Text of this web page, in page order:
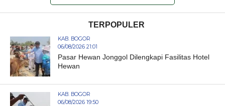
TERPOPULER
KAB. BOGOR
06/08/2026 21:01
Pasar Hewan Jonggol Dilengkapi Fasilitas Hotel
Hewan
KAB. BOGOR
06/08/2026 19:50